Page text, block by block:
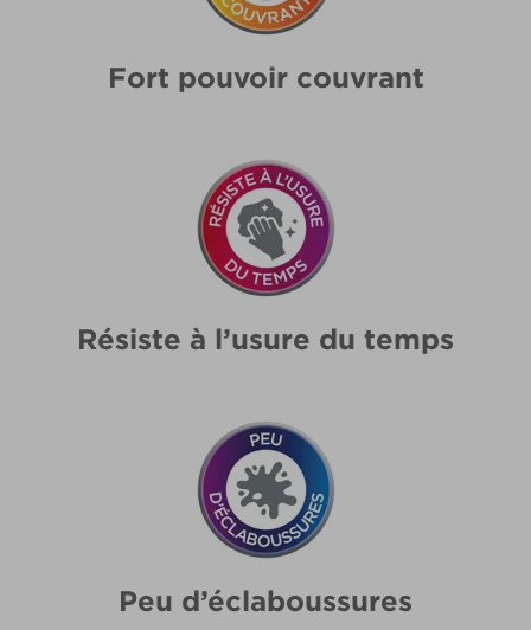
Fort pouvoir couvrant
Résiste à l’usure du temps
Peu d’éclaboussures